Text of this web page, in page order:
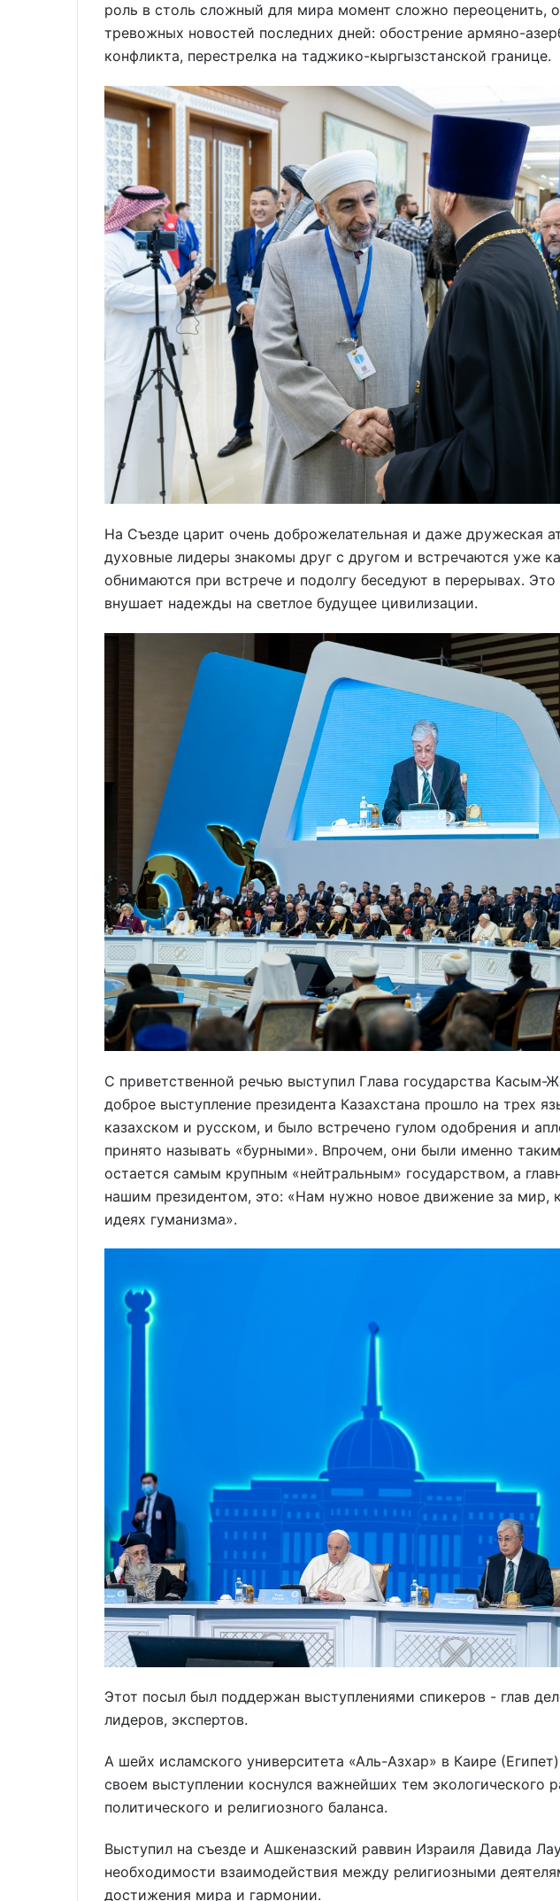
роль в столь сложный для мира момент сложно переоценить,
тревожных новостей последних дней: обострение армяно-
конфликта, перестрелка на таджико-кыргызстанской границе.
На Съезде царит очень доброжелательная и даже дружеская
духовные лидеры знакомы друг с другом и встречаются уже
обнимаются при встрече и подолгу беседуют в перерывах.
внушает надежды на светлое будущее цивилизации.
С приветственной речью выступил Глава государства Касым-
доброе выступление президента Казахстана прошло на трех
казахском и русском, и было встречено гулом одобрения и
принято называть «бурными». Впрочем, они были именно
остается самым крупным «нейтральным» государством, а
нашим президентом, это: «Нам нужно новое движение за мир,
идеях гуманизма».
Этот посыл был поддержан выступлениями спикеров - глав
лидеров, экспертов.
А шейх исламского университета «Аль-Азхар» в Каире
своем выступлении коснулся важнейших тем экологического
политического и религиозного баланса.
Выступил на съезде и Ашкеназский раввин Израиля Давида
необходимости взаимодействия между религиозными
достижения мира и гармонии.